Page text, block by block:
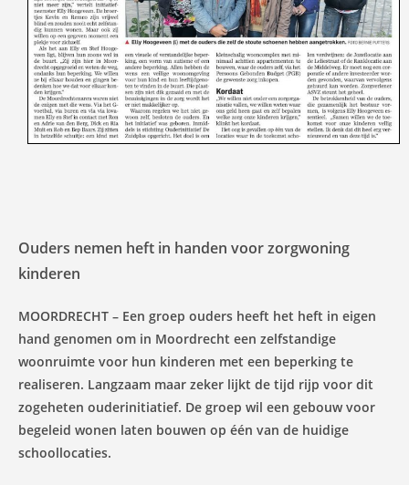
Ouders nemen heft in handen voor zorgwoning
kinderen
MOORDRECHT – Een groep ouders heeft het heft in eigen
hand genomen om in Moordrecht een zelfstandige
woonruimte voor hun kinderen met een beperking te
realiseren. Langzaam maar zeker lijkt de tijd rijp voor dit
zogeheten ouderinitiatief. De groep wil een gebouw voor
begeleid wonen laten bouwen op één van de huidige
schoollocaties.